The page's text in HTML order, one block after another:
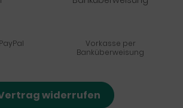
Vorkasse per
Banküberweisung
widerrufen